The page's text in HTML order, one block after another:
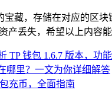
宝藏，存储在对应的区
产丢失，希望以上内容
TP 钱包 1.6.7 版本，功
哪里？一文为你详细解答
充币，全面指南